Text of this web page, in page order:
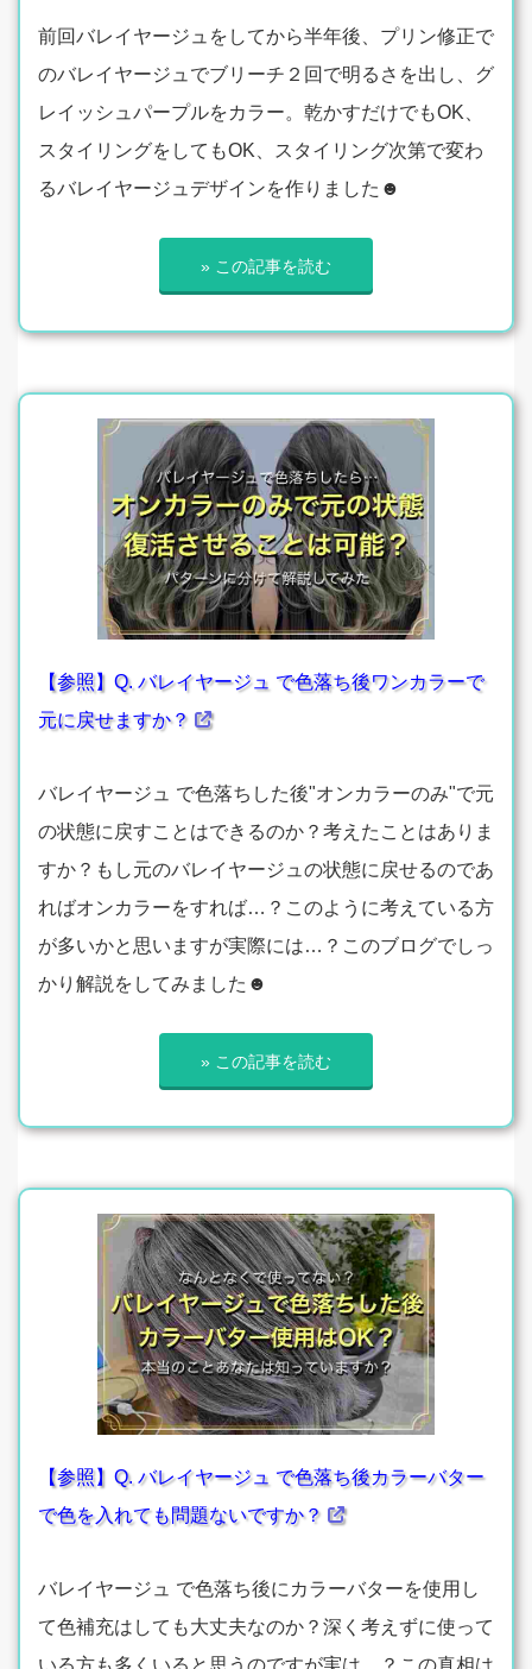
前回バレイヤージュをしてから半年後、プリン修正で
のバレイヤージュでブリーチ２回で明るさを出し、グ
レイッシュパープルをカラー。乾かすだけでもOK、
スタイリングをしてもOK、スタイリング次第で変わ
るバレイヤージュデザインを作りました☻
» この記事を読む
【参照】Q. バレイヤージュ で色落ち後ワンカラーで
元に戻せますか？
バレイヤージュ で色落ちした後"オンカラーのみ"で元
の状態に戻すことはできるのか？考えたことはありま
すか？もし元のバレイヤージュの状態に戻せるのであ
ればオンカラーをすれば…？このように考えている方
が多いかと思いますが実際には…？このブログでしっ
かり解説をしてみました☻
» この記事を読む
【参照】Q. バレイヤージュ で色落ち後カラーバター
で色を入れても問題ないですか？
バレイヤージュ で色落ち後にカラーバターを使用し
て色補充はしても大丈夫なのか？深く考えずに使って
いる方も多くいると思うのですが実は…？この真相は